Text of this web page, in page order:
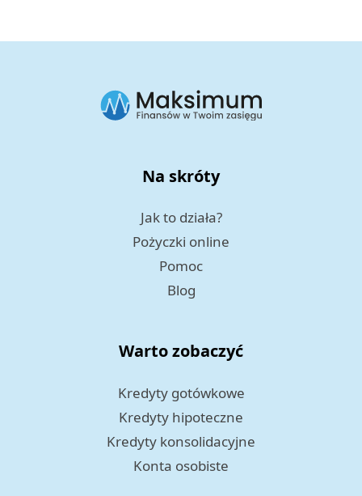
Na skróty
Jak to działa?
Pożyczki online
Pomoc
Blog
Warto zobaczyć
Kredyty gotówkowe
Kredyty hipoteczne
Kredyty konsolidacyjne
Konta osobiste